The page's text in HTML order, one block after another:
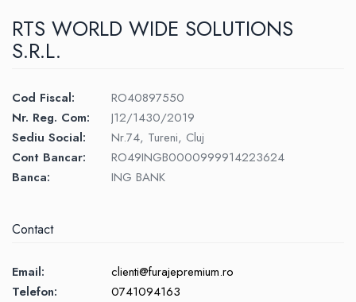
RTS WORLD WIDE SOLUTIONS
S.R.L.
Cod Fiscal:
RO40897550
Nr. Reg. Com:
J12/1430/2019
Sediu Social:
Nr.74, Tureni, Cluj
Cont Bancar:
RO49INGB0000999914223624
Banca:
ING BANK
Contact
Email:
clienti@furajepremium.ro
Telefon:
0741094163